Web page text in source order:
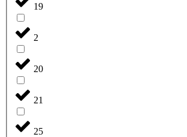
19
2
20
21
25